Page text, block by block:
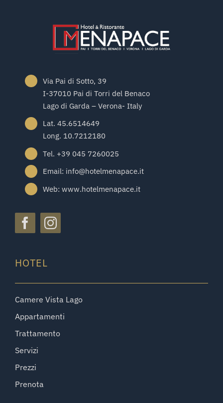
Via Pai di Sotto, 39
I-37010 Pai di Torri del Benaco
Lago di Garda – Verona- Italy
Lat. 45.6514649
Long. 10.7212180
Tel. +39 045 7260025
Email: info@hotelmenapace.it
Web: www.hotelmenapace.it
HOTEL
Camere Vista Lago
Appartamenti
Trattamento
Servizi
Prezzi
Prenota